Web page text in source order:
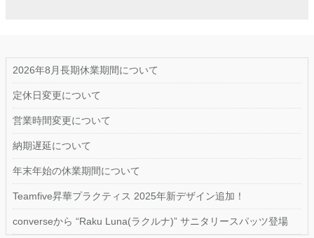
2026年8月長期休業期間について
定休日変更について
営業時間変更について
納期遅延について
年末年始の休業期間について
Teamfive昇華プラクティス 2025年新デザイン追加！
converseから “Raku Luna(ラクルナ)” サニタリースパッツ登場